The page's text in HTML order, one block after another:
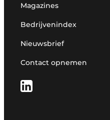
Magazines
Bedrijvenindex
Nieuwsbrief
Contact opnemen